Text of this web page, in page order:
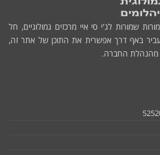
שמורות לג'י סי איי מרכזים גמולוגיים, חל
באף דרך אפשרית את התוכן של אתר זה,
מהנהלת החברה.